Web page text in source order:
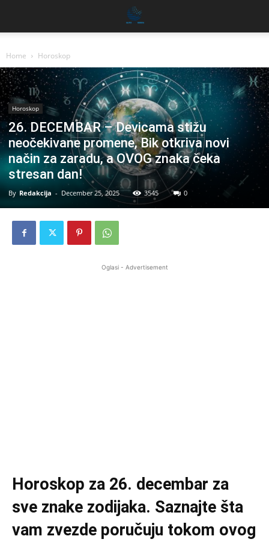
Home Horoskop
Horoskop
26. DECEMBAR – Devicama stižu
neočekivane promene, Bik otkriva novi
način za zaradu, a OVOG znaka čeka
stresan dan!
By Redakcija - December 25, 2025 3545 0
Oglasi - Advertisement
Horoskop za 26. decembar za
sve znake zodijaka. Saznajte šta
vam zvezde poručuju tokom ovog